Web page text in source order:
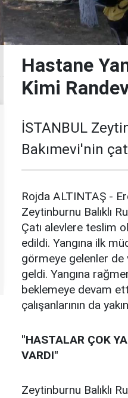
Hastane
Kimi
İSTANBUL
Bakımevi'nin
Rojda ALTINTAŞ -
Zeytinburnu Balıklı
Çatı alevlere teslim
edildi. Yangına ilk
görmeye gelenler de
geldi. Yangına
beklemeye devam
çalışanlarının da
"HASTALAR ÇOK
VARDI"
Zeytinburnu Balıklı